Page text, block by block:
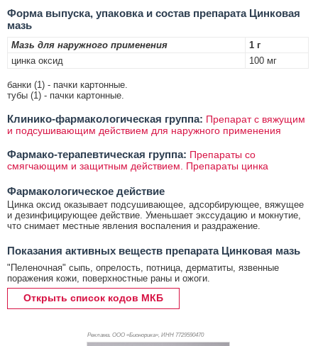
Форма выпуска, упаковка и состав препарата Цинковая
мазь
Мазь для наружного применения
1 г
цинка оксид
100 мг
банки (1) - пачки картонные.
тубы (1) - пачки картонные.
Клинико-фармакологическая группа: Препарат с вяжущим
и подсушивающим действием для наружного применения
Фармако-терапевтическая группа: Препараты со
смягчающим и защитным действием. Препараты цинка
Фармакологическое действие
Цинка оксид оказывает подсушивающее, адсорбирующее, вяжущее
и дезинфицирующее действие. Уменьшает экссудацию и мокнутие,
что снимает местные явления воспаления и раздражение.
Показания активных веществ препарата Цинковая мазь
"Пеленочная" сыпь, опрелость, потница, дерматиты, язвенные
поражения кожи, поверхностные раны и ожоги.
Открыть список кодов МКБ
Реклама. ООО «Бионорика», ИНН 7729590470